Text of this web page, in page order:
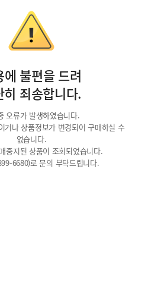
에 불편을 드려
히 죄송합니다.
오류가 발생하였습니다.
거나 상품정보가 변경되어 구매하실 수
없습니다.
중지된 상품이 조회되었습니다.
6680)로 문의 부탁드립니다.